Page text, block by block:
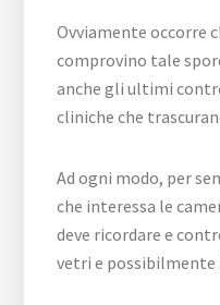
Ovviamente occorre
comprovino tale
anche gli ultimi
cliniche che
Ad ogni modo, per
che interessa le
deve ricordare e
vetri e